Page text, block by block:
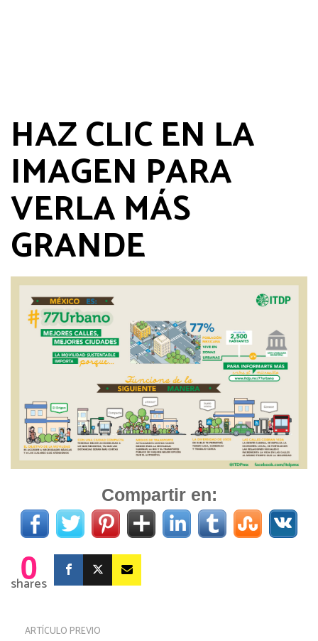
HAZ CLIC EN LA
IMAGEN PARA
VERLA MÁS
GRANDE
Compartir en:
0
shares
ARTÍCULO PREVIO